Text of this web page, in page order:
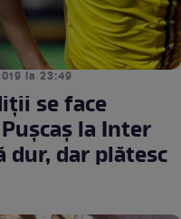
la 23:49
se face
la Inter
dar plătesc